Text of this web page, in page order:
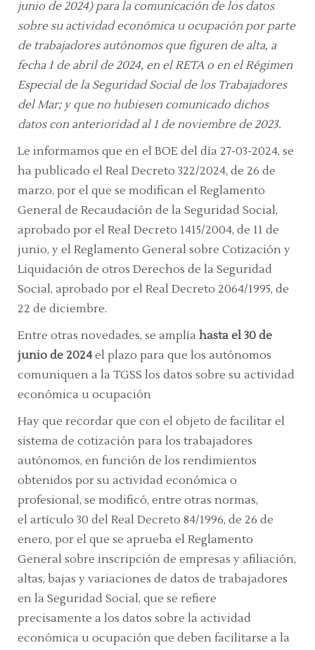
junio de 2024) para la comunicación de los datos
sobre su actividad económica u ocupación por parte
de trabajadores autónomos que figuren de alta, a
fecha 1 de abril de 2024, en el RETA o en el Régimen
Especial de la Seguridad Social de los Trabajadores
del Mar; y que no hubiesen comunicado dichos
datos con anterioridad al 1 de noviembre de 2023.
Le informamos que en el BOE del día 27-03-2024, se
ha publicado el Real Decreto 322/2024, de 26 de
marzo, por el que se modifican el Reglamento
General de Recaudación de la Seguridad Social,
aprobado por el Real Decreto 1415/2004, de 11 de
junio, y el Reglamento General sobre Cotización y
Liquidación de otros Derechos de la Seguridad
Social, aprobado por el Real Decreto 2064/1995, de
22 de diciembre.
Entre otras novedades, se amplía hasta el 30 de
junio de 2024el plazo para que los autónomos
comuniquen a la TGSS los datos sobre su actividad
económica u ocupación
Hay que recordar que con el objeto de facilitar el
sistema de cotización para los trabajadores
autónomos, en función de los rendimientos
obtenidos por su actividad económica o
profesional, se modificó, entre otras normas,
el artículo 30 del Real Decreto 84/1996, de 26 de
enero, por el que se aprueba el Reglamento
General sobre inscripción de empresas y afiliación,
altas, bajas y variaciones de datos de trabajadores
en la Seguridad Social, que se refiere
precisamente a los datos sobre la actividad
económica u ocupación que deben facilitarse a la